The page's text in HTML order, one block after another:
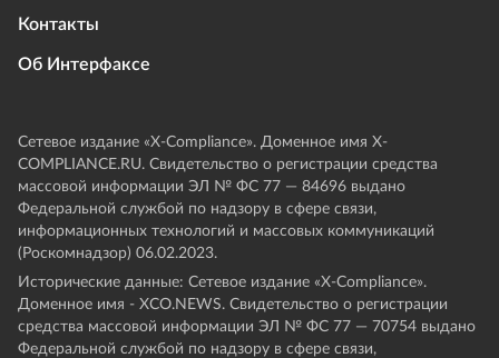
Контакты
Об Интерфаксе
Сетевое издание «Х-Compliance». Доменное имя X-
COMPLIANCE.RU. Свидетельство о регистрации средства
массовой информации ЭЛ № ФС 77 — 84696 выдано
Федеральной службой по надзору в сфере связи,
информационных технологий и массовых коммуникаций
(Роскомнадзор) 06.02.2023.
Исторические данные: Сетевое издание «Х-Compliance».
Доменное имя - XCO.NEWS. Свидетельство о регистрации
средства массовой информации ЭЛ № ФС 77 — 70754 выдано
Федеральной службой по надзору в сфере связи,